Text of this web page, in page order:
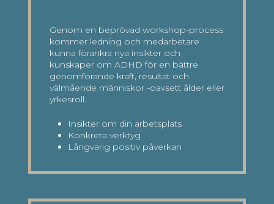
Genom en beprövad workshop-process
kommer ledning och medarbetare
kunna förankra nya insikter och
kunskaper om ADHD för en bättre
genomförande kraft, resultat och
välmående människor -oavsett ålder eller
yrkesroll.
Insikter om din arbetsplats
Konkreta verktyg
Långvarig positiv påverkan